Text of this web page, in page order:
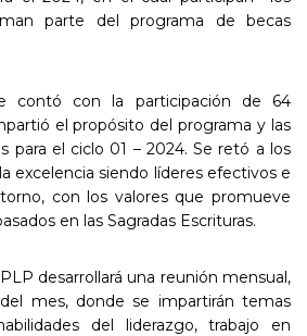
parte del programa de becas
contó con la participación de 64
el propósito del programa y las
para el ciclo 01 – 2024. Se retó a los
excelencia siendo líderes efectivos e
con los valores que promueve
en las Sagradas Escrituras.
desarrollará una reunión mensual,
mes, donde se impartirán temas
del liderazgo, trabajo en